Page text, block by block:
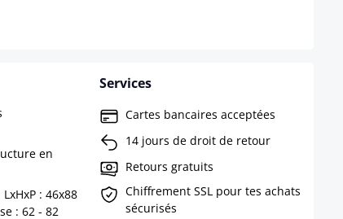
pour le moment.)
n'est pas disponible pour le moment.)
en
: 46x88
: 62 - 82
Services
Cartes bancaires acceptées
14 jours de droit de retour
Retours gratuits
Chiffrement SSL pour tes achats
sécurisés